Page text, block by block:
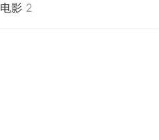
得香港电影金像奖和台湾金
电影 2